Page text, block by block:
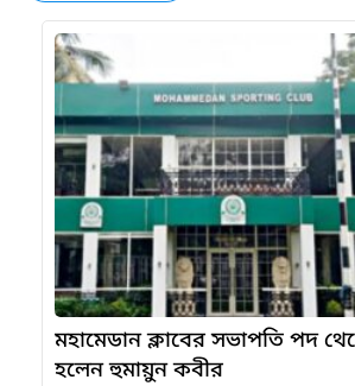
মহামেডান ক্লাবের সভাপতি পদ
হলেন হুমায়ুন কবীর